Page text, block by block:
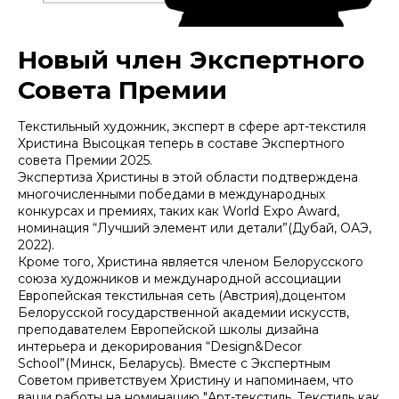
Новый член Экспертного
Совета Премии
Текстильный художник, эксперт в сфере арт-текстиля
Христина Высоцкая теперь в составе Экспертного
совета Премии 2025.
Экспертиза Христины в этой области подтверждена
многочисленными победами в международных
конкурсах и премиях, таких как World Expo Award,
номинация “Лучший элемент или детали”(Дубай, ОАЭ,
2022).
Кроме того, Христина является членом Белорусского
союза художников и международной ассоциации
Европейская текстильная сеть (Австрия),доцентом
Белорусской государственной академии искусств,
преподавателем Европейской школы дизайна
интерьера и декорирования “Design&Dеcor
School”(Минск, Беларусь). Вместе с Экспертным
Советом приветствуем Христину и напоминаем, что